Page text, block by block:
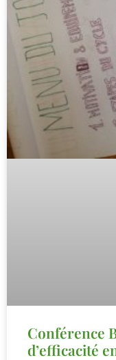
Conférence
d’efficacité